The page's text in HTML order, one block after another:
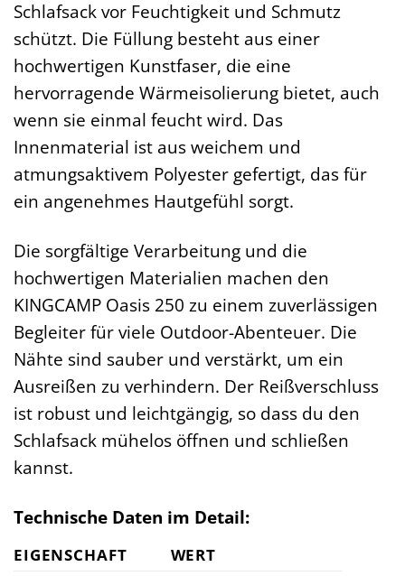
Schlafsack vor Feuchtigkeit und Schmutz
schützt. Die Füllung besteht aus einer
hochwertigen Kunstfaser, die eine
hervorragende Wärmeisolierung bietet, auch
wenn sie einmal feucht wird. Das
Innenmaterial ist aus weichem und
atmungsaktivem Polyester gefertigt, das für
ein angenehmes Hautgefühl sorgt.
Die sorgfältige Verarbeitung und die
hochwertigen Materialien machen den
KINGCAMP Oasis 250 zu einem zuverlässigen
Begleiter für viele Outdoor-Abenteuer. Die
Nähte sind sauber und verstärkt, um ein
Ausreißen zu verhindern. Der Reißverschluss
ist robust und leichtgängig, so dass du den
Schlafsack mühelos öffnen und schließen
kannst.
Technische Daten im Detail:
EIGENSCHAFT
WERT